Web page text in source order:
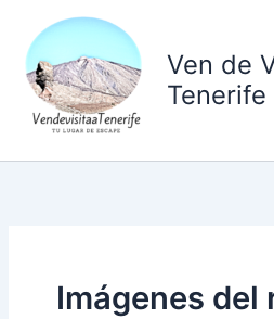
contenido
Ven de
Tenerife
Imágenes del